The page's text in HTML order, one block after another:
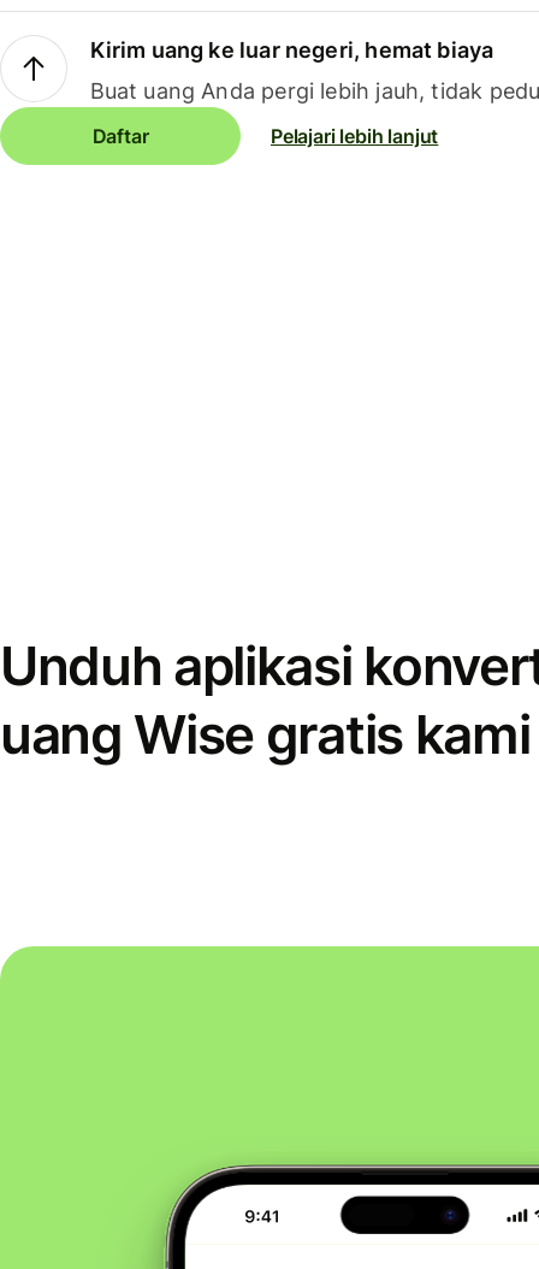
Kirim uang ke luar negeri, hemat biaya
Buat uang Anda pergi lebih jauh, tidak
Daftar Pelajari lebih lanjut
Unduh aplikasi
uang Wise gratis kami